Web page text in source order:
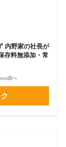
内野家の社長が
存料無添加・常
調べ